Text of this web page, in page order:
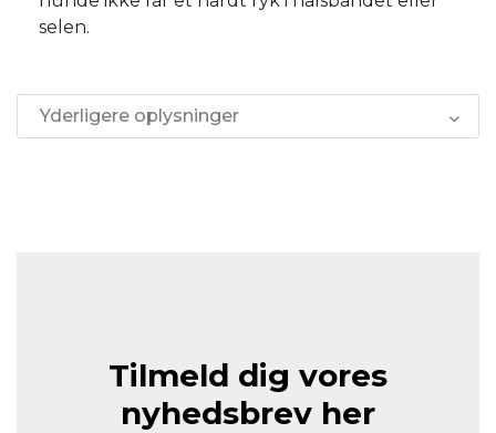
selen.
Yderligere oplysninger
Tilmeld dig vores
nyhedsbrev her